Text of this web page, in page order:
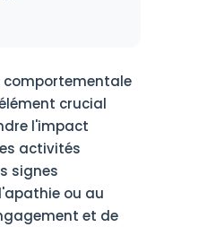
comportementale
crucial
l'impact
activités
signes
ou au
et de